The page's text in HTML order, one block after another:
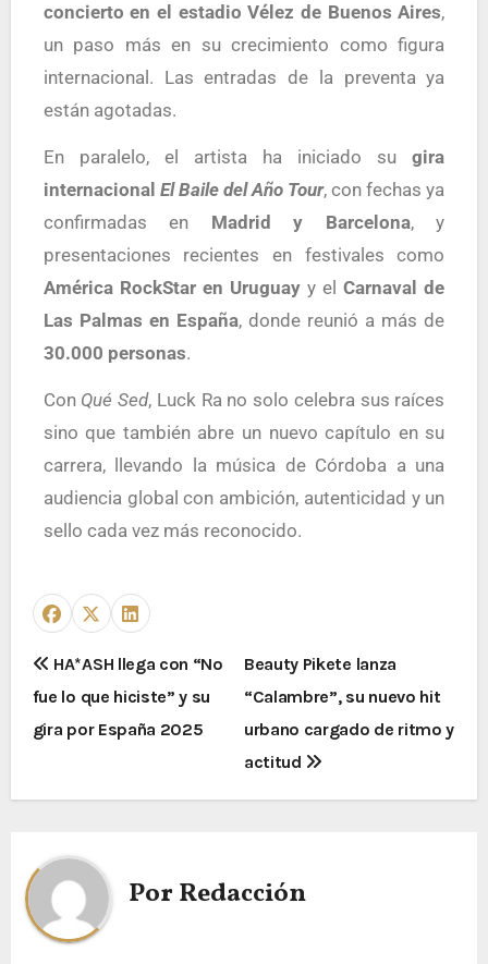
concierto en el estadio Vélez de Buenos Aires,
un paso más en su crecimiento como figura
internacional. Las entradas de la preventa ya
están agotadas.
En paralelo, el artista ha iniciado sugira
internacional El Baile del Año Tour, con fechas ya
confirmadas en Madrid y Barcelona, y
presentaciones recientes en festivales como
América RockStar en Uruguayy elCarnaval de
Las Palmas en España, donde reunió a más de
30.000 personas.
Con Qué Sed, Luck Ra no solo celebra sus raíces
sino que también abre un nuevo capítulo en su
carrera, llevando la música de Córdoba a una
audiencia global con ambición, autenticidad y un
sello cada vez más reconocido.
HA*ASH llega con “No
fue lo que hiciste” y su
gira por España 2025
Beauty Pikete lanza
“Calambre”, su nuevo hit
urbano cargado de ritmo y
actitud
PorRedacción